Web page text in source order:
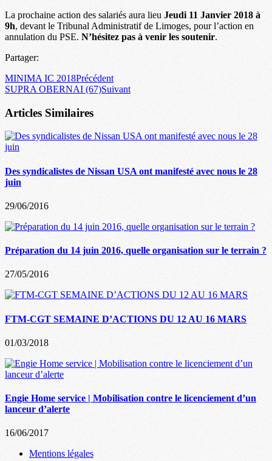
La prochaine action des salariés aura lieu Jeudi 11 Janvier 2018 à
9h, devant le Tribunal Administratif de Limoges, pour l’action en
annulation du PSE. N’hésitez pas à venir les soutenir.
Partager:
MINIMA IC 2018Précédent
SUPRA OBERNAI (67)Suivant
Articles Similaires
Des syndicalistes de Nissan USA ont manifesté avec nous le 28
juin
29/06/2016
Préparation du 14 juin 2016, quelle organisation sur le terrain ?
27/05/2016
FTM-CGT SEMAINE D’ACTIONS DU 12 AU 16 MARS
01/03/2018
Engie Home service | Mobilisation contre le licenciement d’un
lanceur d’alerte
16/06/2017
Mentions légales